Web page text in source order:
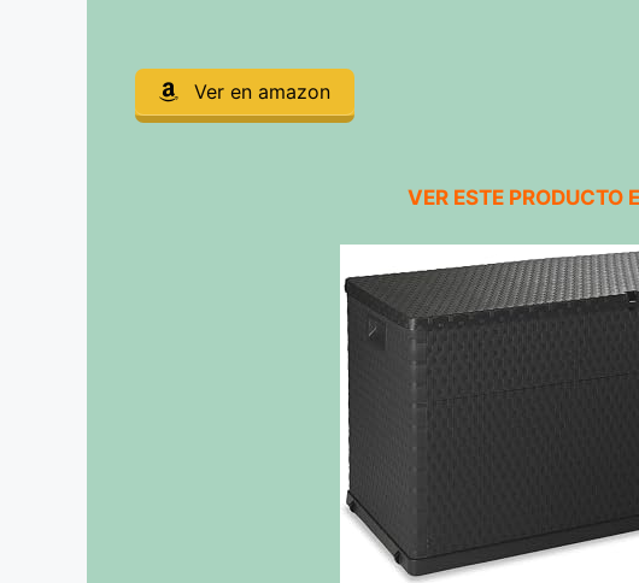
Ver en amazon
VER ESTE PRODUCTO